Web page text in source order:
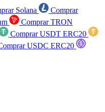
Solana
Comprar
Comprar TRON
Comprar USDT ERC20
USDC ERC20